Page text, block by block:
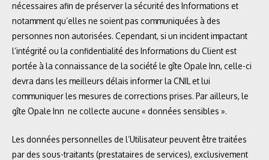
nécessaires afin de préserver la sécurité des Informations et
notamment qu’elles ne soient pas communiquées à des
personnes non autorisées. Cependant, si un incident impactant
l’intégrité ou la confidentialité des Informations du Client est
portée à la connaissance de la société le gîte Opale Inn, celle-ci
devra dans les meilleurs délais informer la CNIL et lui
communiquer les mesures de corrections prises. Par ailleurs, le
gîte Opale Inn ne collecte aucune « données sensibles ».
Les données personnelles de l’Utilisateur peuvent être traitées
par des sous-traitants (prestataires de services), exclusivement